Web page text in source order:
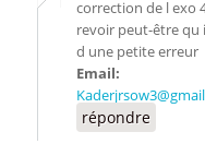
correction de l exo
revoir peut-être qu
d une petite erreur
Email:
répondre